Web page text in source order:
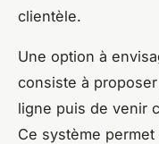
clientèle.
Une option à
consiste à
ligne puis de venir
Ce système